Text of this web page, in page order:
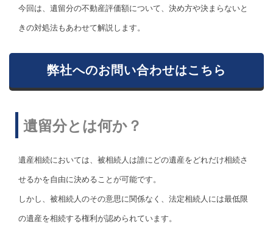
今回は、遺留分の不動産評価額について、決め方や決まらないと
きの対処法もあわせて解説します。
弊社へのお問い合わせはこちら
遺留分とは何か？
遺産相続においては、被相続人は誰にどの遺産をどれだけ相続さ
せるかを自由に決めることが可能です。
しかし、被相続人のその意思に関係なく、法定相続人には最低限
の遺産を相続する権利が認められています。